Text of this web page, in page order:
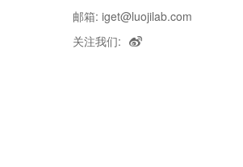
邮箱: iget@luojilab.com
关注我们: